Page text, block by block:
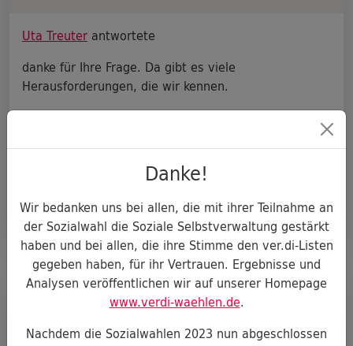
Uta Treuter antwortete
danke für Ihre Frage. Da gibt es viele
Herausforderungen, die wir kennen.
Das sind zum Beispiel, viele neue Versicherte zu
versichertennahe Kasse zu ...
DETAILS ANZEIGEN
Andrea W. fragte
Was wollen Sie tun, damit die GKV Versicherten
schneller Termine in einer fachärztlichen Praxis
Danke!
Wir bedanken uns bei allen, die mit ihrer Teilnahme an
der Sozialwahl die Soziale Selbstverwaltung gestärkt
haben und bei allen, die ihre Stimme den ver.di-Listen
gegeben haben, für ihr Vertrauen. Ergebnisse und
Analysen veröffentlichen wir auf unserer Homepage
www.verdi-waehlen.de.
Nachdem die Sozialwahlen 2023 nun abgeschlossen